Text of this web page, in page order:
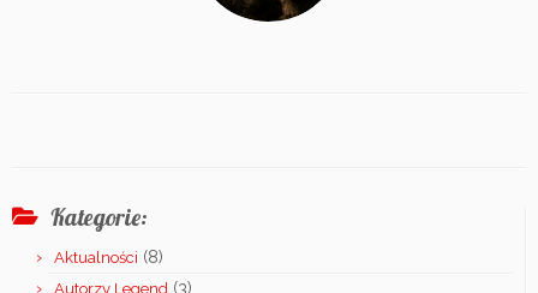
Kategorie:
Aktualności (8)
Autorzy Legend (3)